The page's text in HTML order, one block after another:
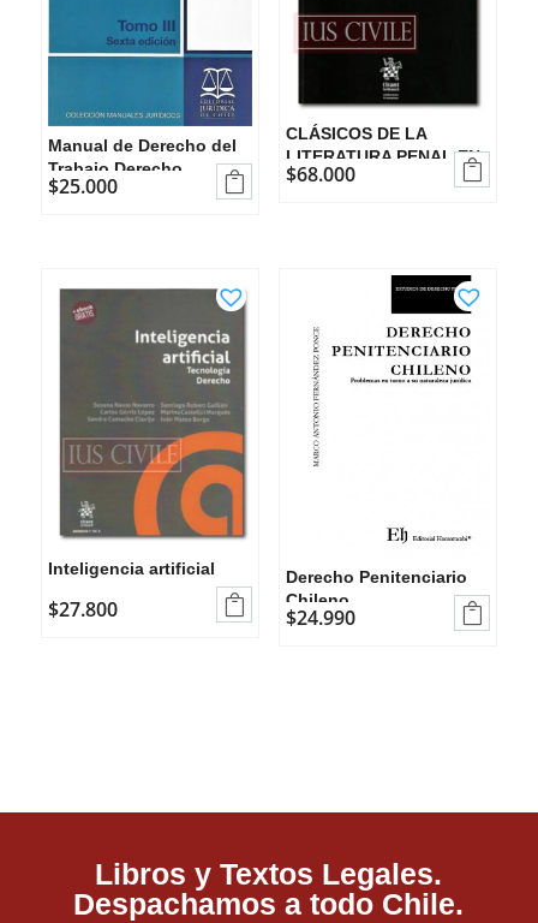
Manual de Derecho del
Trabajo Derecho
Individual de Trabajo
$25.000 
CLÁSICOS DE LA
LITERATURA PENAL EN
CHILE. 2 TOMOS
$68.000 
Inteligencia artificial
$27.800 
Derecho Penitenciario
Chileno
$24.990 
Libros y Textos Legales.
Despachamos a todo Chile.